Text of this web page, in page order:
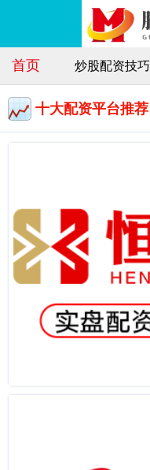
首页 炒股配资技巧
十大配资平台推荐